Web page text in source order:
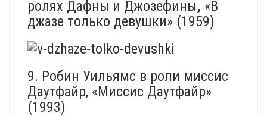
ролях Дафны и Джозефины, «В
джазе только девушки» (1959)
9. Робин Уильямс в роли миссис
Даутфайр, «Миссис Даутфайр»
(1993)